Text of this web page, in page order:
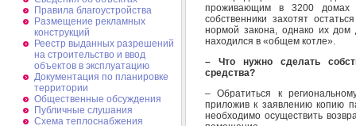
Правила благоустройства
Размещение рекламных
конструкций
Реестр выданных разрешений
на строительство и ввод
объектов в эксплуатацию
Документация по планировке
территории
Общественные обсуждения
Публичные слушания
Схема теплоснабжения
проживающим в 3200 домах
собственники захотят
нормой закона, однако их
находился в «общем котле».
– Что нужно сделать
средства?
– Обратиться к
приложив к заявлению копию
необходимо осуществить